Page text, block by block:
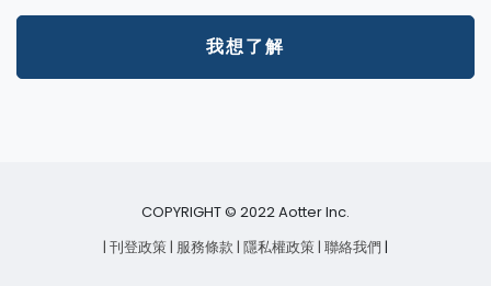
我想了解
COPYRIGHT © 2022 Aotter Inc.
| 刊登政策 | 服務條款 | 隱私權政策 | 聯絡我們 |